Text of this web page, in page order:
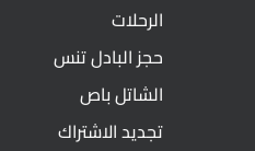
الرحلات
حجز البادل تنس
الشاتل باص
تجديد الاشتراك